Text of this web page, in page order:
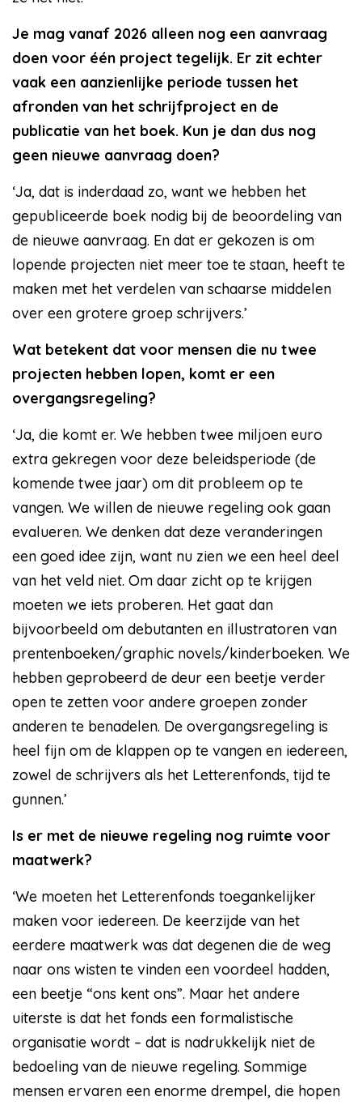
Je mag vanaf 2026 alleen nog een aanvraag
doen voor één project tegelijk. Er zit echter
vaak een aanzienlijke periode tussen het
afronden van het schrijfproject en de
publicatie van het boek. Kun je dan dus nog
geen nieuwe aanvraag doen?
‘Ja, dat is inderdaad zo, want we hebben het
gepubliceerde boek nodig bij de beoordeling van
de nieuwe aanvraag. En dat er gekozen is om
lopende projecten niet meer toe te staan, heeft te
maken met het verdelen van schaarse middelen
over een grotere groep schrijvers.’
Wat betekent dat voor mensen die nu twee
projecten hebben lopen, komt er een
overgangsregeling?
‘Ja, die komt er. We hebben twee miljoen euro
extra gekregen voor deze beleidsperiode (de
komende twee jaar) om dit probleem op te
vangen. We willen de nieuwe regeling ook gaan
evalueren. We denken dat deze veranderingen
een goed idee zijn, want nu zien we een heel deel
van het veld niet. Om daar zicht op te krijgen
moeten we iets proberen. Het gaat dan
bijvoorbeeld om debutanten en illustratoren van
prentenboeken/graphic novels/kinderboeken. We
hebben geprobeerd de deur een beetje verder
open te zetten voor andere groepen zonder
anderen te benadelen. De overgangsregeling is
heel fijn om de klappen op te vangen en iedereen,
zowel de schrijvers als het Letterenfonds, tijd te
gunnen.’
Is er met de nieuwe regeling nog ruimte voor
maatwerk?
‘We moeten het Letterenfonds toegankelijker
maken voor iedereen. De keerzijde van het
eerdere maatwerk was dat degenen die de weg
naar ons wisten te vinden een voordeel hadden,
een beetje “ons kent ons”. Maar het andere
uiterste is dat het fonds een formalistische
organisatie wordt – dat is nadrukkelijk niet de
bedoeling van de nieuwe regeling. Sommige
mensen ervaren een enorme drempel, die hopen